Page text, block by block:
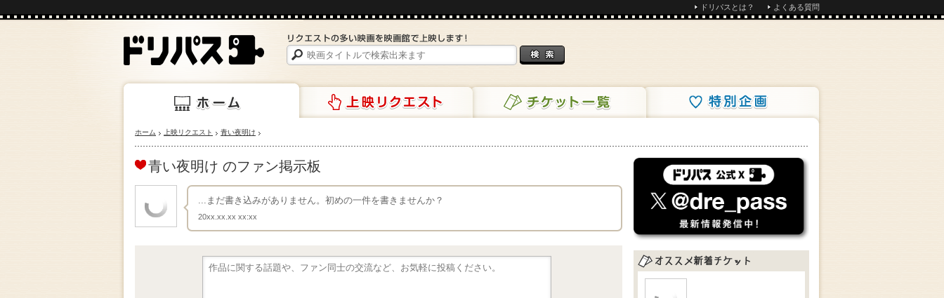
ドリパスとは？ よくある質問
ホーム 上映リクエスト チケット一覧 特別企画
ホーム 上映リクエスト 青い夜明け
青い夜明け のファン掲示板
...まだ書き込みがありません。初めの一件を書きませんか？
20xx.xx.xx xx:xx